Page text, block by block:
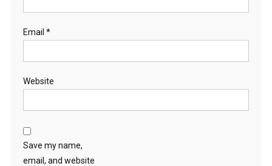
Email *
Website
Save my name,
email, and website